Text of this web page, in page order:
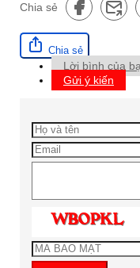
Chia sẻ
Chia sẻ
Lời bình của
Gửi ý kiến